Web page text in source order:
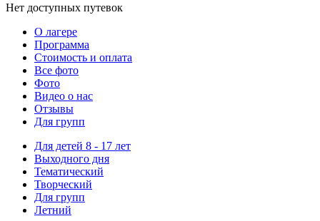
Нет доступных путевок
О лагере
Программа
Стоимость и оплата
Все фото
Фото
Видео о нас
Отзывы
Для групп
Для детей 8 - 17 лет
Выходного дня
Тематический
Творческий
Для групп
Летний